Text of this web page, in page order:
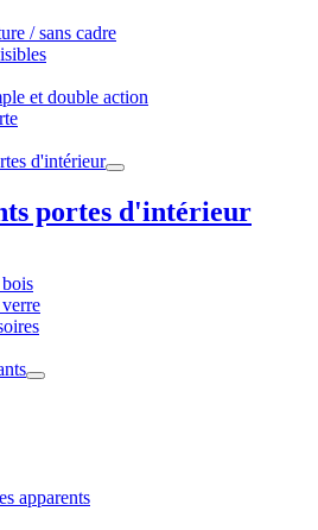
/ sans cadre
et double action
d'intérieur
portes d'intérieur
apparents